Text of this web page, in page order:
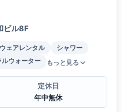
ビル8F
ウェアレンタル
シャワー
ルウォーター もっと見る
定休日
年中無休